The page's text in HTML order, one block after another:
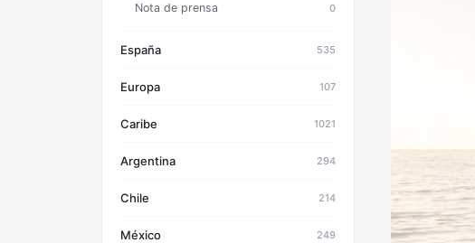
Nota de prensa 0
España 535
Europa 107
Caribe 1021
Argentina 294
Chile 214
México 249